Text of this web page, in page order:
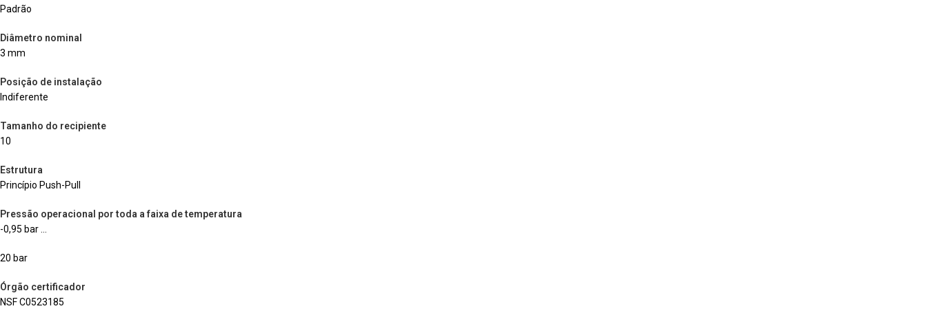
Padrão
Diâmetro nominal
3 mm
Posição de instalação
Indiferente
Tamanho do recipiente
10
Estrutura
Princípio Push-Pull
Pressão operacional por toda a faixa de temperatura
-0,95 bar …
20 bar
Órgão certificador
NSF C0523185